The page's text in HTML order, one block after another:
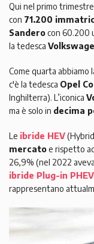
Qui nel primo
con 71.200
Sanderocon 60.200
la tedesca
Come quarta abbiamo
c'è la tedesca Opel
Inghilterra). L’iconica
ma è solo in decima
Le ibride HEV
mercatoe rispetto
26,9% (nel 2022
ibride Plug-in PHEV
rappresentano